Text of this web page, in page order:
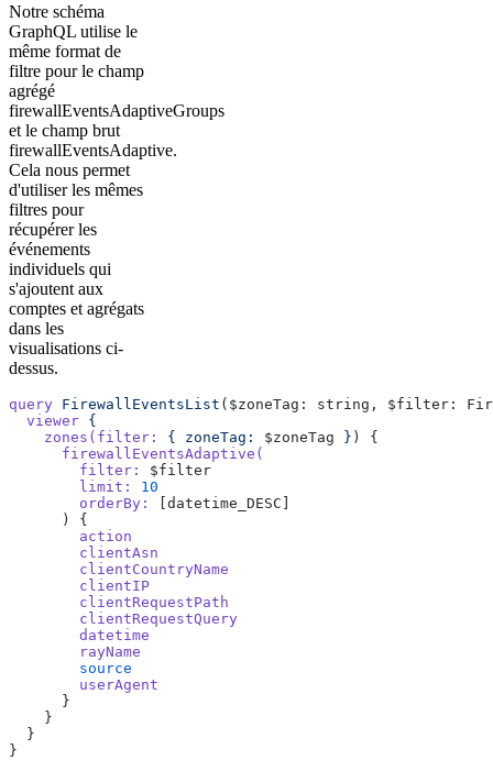
Notre schéma
GraphQL utilise le
même format de
filtre pour le champ
agrégé
firewallEventsAdaptiveGroups
et le champ brut
firewallEventsAdaptive.
Cela nous permet
d'utiliser les mêmes
filtres pour
récupérer les
événements
individuels qui
s'ajoutent aux
comptes et agrégats
dans les
visualisations ci-
dessus.
query FirewallEventsList ($zoneTag: string, $filter:
  viewer
{
    zones(filter:
{ zoneTag: $zoneTag } ) {
      firewallEventsAdaptive(
        filter:
$filter
        limit:
10
        orderBy:
[datetime_DESC]
      ) {
        action
        clientAsn
        clientCountryName
        clientIP
        clientRequestPath
        clientRequestQuery
        datetime
        rayName
        source
        userAgent
      }
    }
  }
}